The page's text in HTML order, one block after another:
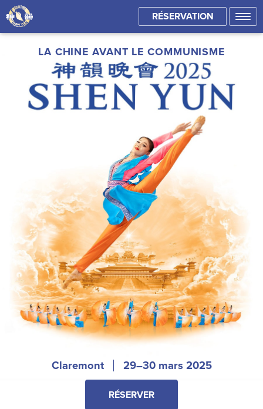
RÉSERVATION
LA CHINE AVANT LE COMMUNISME
Claremont 29–30 mars 2025
RÉSERVER